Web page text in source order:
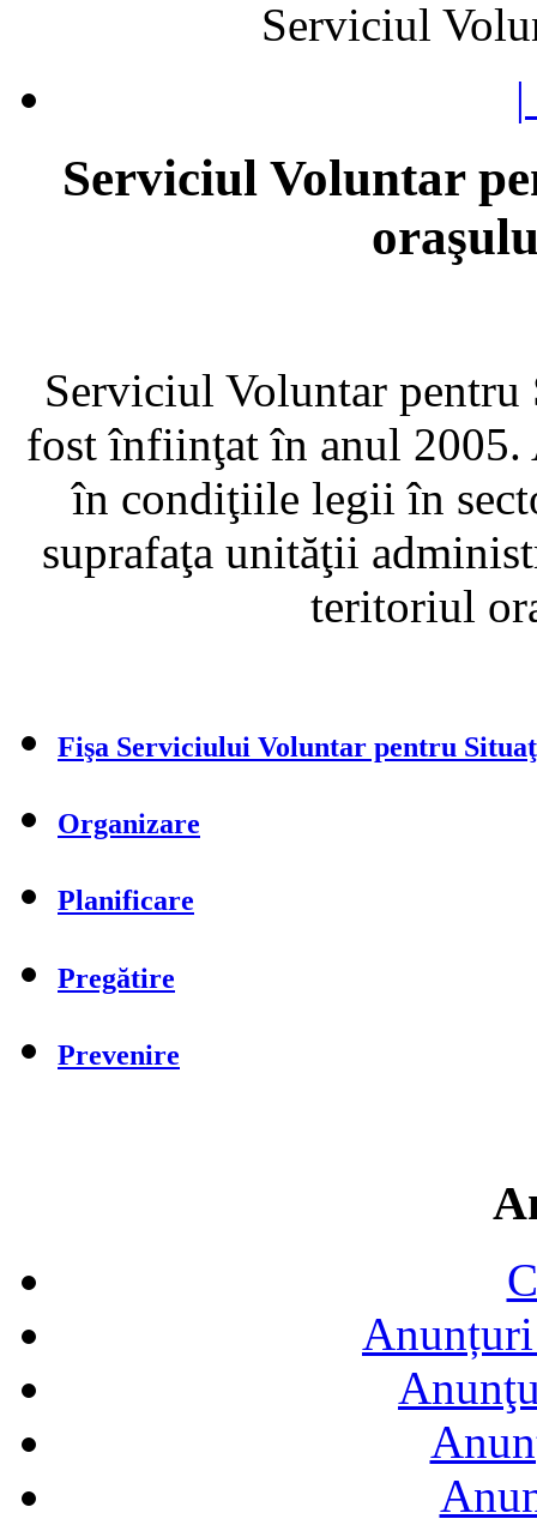
Serviciul
Serviciul Voluntar
Serviciul Voluntar pentru
fost înfiinţat în anul 2005.
în condiţiile legii în
suprafaţa unităţii
teritoriul
Fişa Serviciului Voluntar pentru
Organizare
Planificare
Pregătire
Prevenire